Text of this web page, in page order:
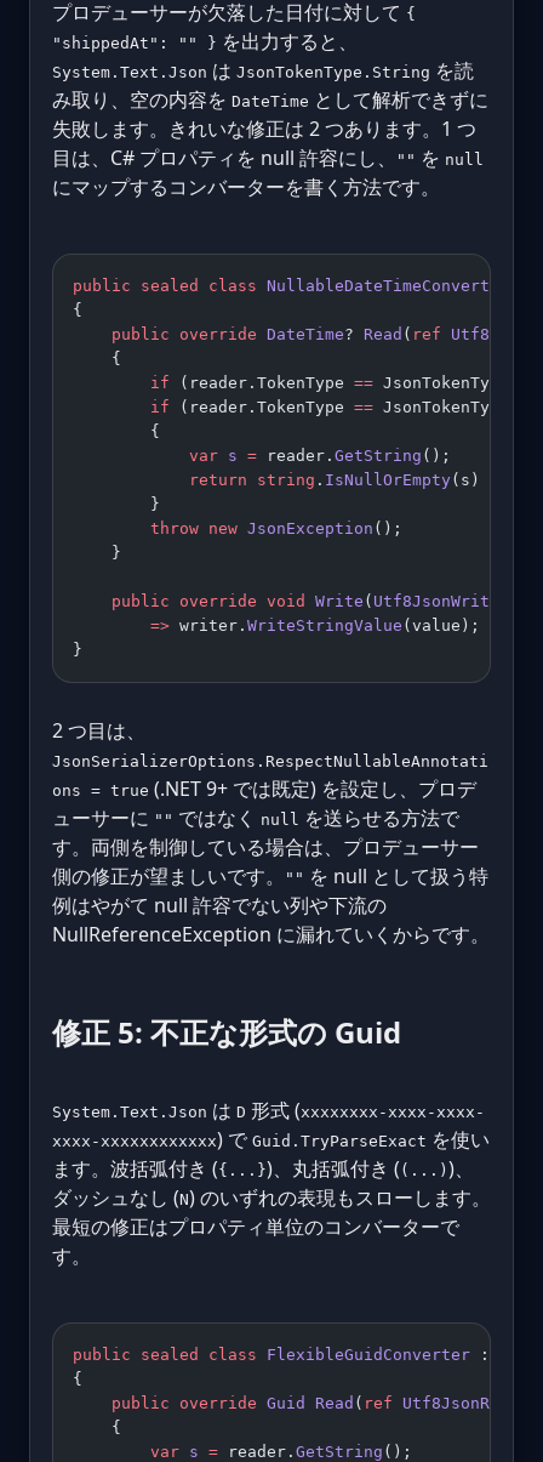
プロデューサーが欠落した日付に対して {
"shippedAt": "" } を出力すると、
System.Text.Json は JsonTokenType.String を読
み取り、空の内容を DateTime として解析できずに
失敗します。きれいな修正は 2 つあります。1 つ
目は、C# プロパティを null 許容にし、
"" を null
にマップするコンバーターを書く方法です。
public sealed class NullableDateTimeConverter
{
    public
override DateTime? Read ( ref
    {
        if
(reader.TokenType ==
        if
(reader.TokenType ==
        {
            var
s = reader. GetString ();
            return
string . IsNullOrEmpty(s)
        }
        throw
new JsonException ();
    }
    public
override void Write ( Utf8JsonWriter
        =>
writer. WriteStringValue (value);
}
2 つ目は、
JsonSerializerOptions.RespectNullableAnnotati
ons = true (.NET 9+ では既定) を設定し、プロデ
ューサーに "" ではなく null を送らせる方法で
す。両側を制御している場合は、プロデューサー
側の修正が望ましいです。
"" を null として扱う特
例はやがて null 許容でない列や下流の
NullReferenceException に漏れていくからです。
修正 5: 不正な形式の Guid
System.Text.Json は D 形式 (xxxxxxxx-xxxx-xxxx-
xxxx-xxxxxxxxxxxx) で Guid.TryParseExact を使い
ます。波括弧付き ({...})、丸括弧付き ( (...) )、
ダッシュなし (N) のいずれの表現もスローします。
最短の修正はプロパティ単位のコンバーターで
す。
public sealed class FlexibleGuidConverter :
{
    public
override Guid Read ( ref Utf8JsonReader
    {
        var
s = reader. GetString ();